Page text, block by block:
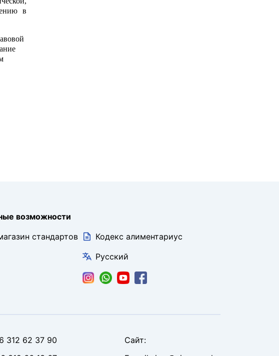
в
возможности
стандартов
Кодекс алиментариус
Русский
312 62 37 90
Сайт: